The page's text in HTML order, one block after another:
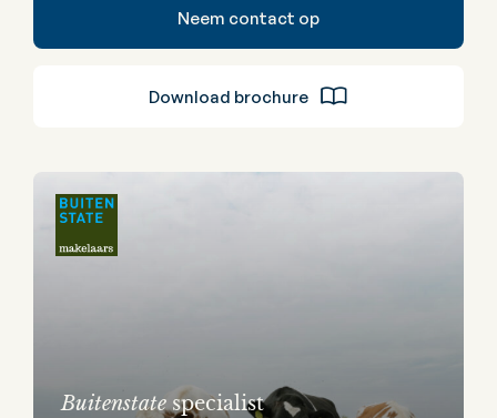
Neem contact op
Download brochure
Buitenstatespecialist